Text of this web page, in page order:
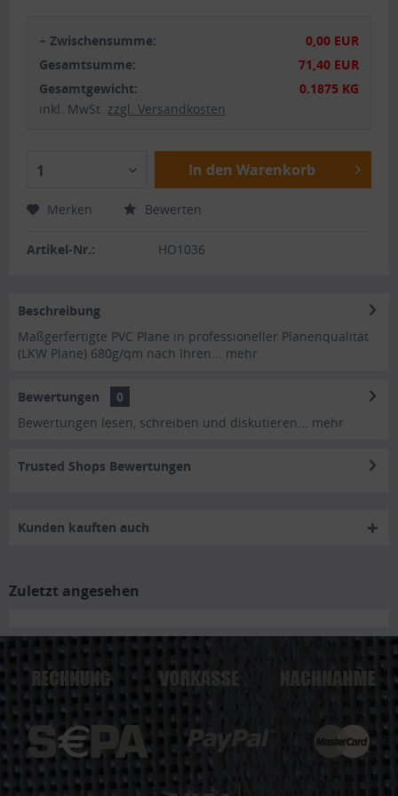
+Zwischensumme:
0,00 EUR
Gesamtsumme:
71,40 EUR
Gesamtgewicht:
0.1875 KG
inkl. MwSt. zzgl. Versandkosten
1 In den Warenkorb
Merken Bewerten
Artikel-Nr.: HO1036
Beschreibung
Maßgerfertigte PVC Plane in professioneller Planenqualität
(LKW Plane) 680g/qm nach Ihren...
mehr
Bewertungen
0
Bewertungen lesen, schreiben und diskutieren...
mehr
Trusted Shops Bewertungen
Kunden kauften auch
Zuletzt angesehen